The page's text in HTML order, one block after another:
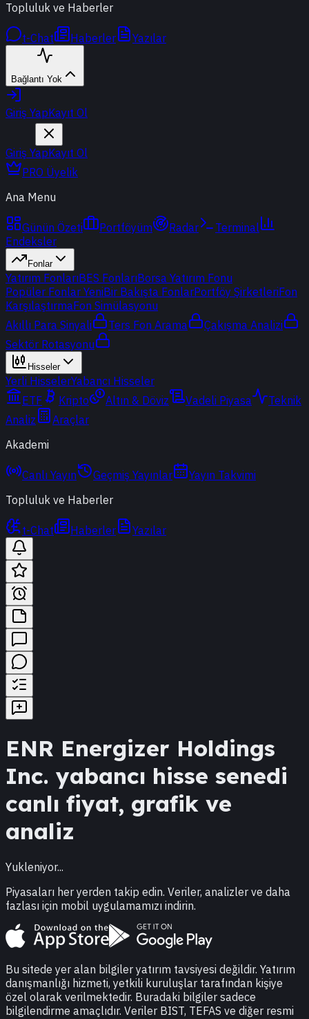
Topluluk ve Haberler
t-Chat Haberler Yazılar
Bağlantı Yok
Giriş YapKayıt Ol
Giriş YapKayıt Ol
PRO Üyelik
Ana Menu
Günün Özeti Portföyüm Radar
Terminal
Endeksler
Fonlar
Yatırım FonlarıBES FonlarıBorsa Yatırım Fonu
Popüler Fonlar YeniBir Bakışta FonlarPortföy ŞirketleriFon
KarşılaştırmaFon Simülasyonu
Akıllı Para Sinyali
Ters Fon Arama
Çakışma Analizi
Sektör Rotasyonu
Hisseler
Yerli HisselerYabancı Hisseler
ETF
Kripto Altın & Döviz Vadeli Piyasa
Teknik
Analiz
Araçlar
Akademi
Canlı Yayın Geçmiş Yayınlar
Yayın Takvimi
Topluluk ve Haberler
t-Chat Haberler Yazılar
ENR Energizer Holdings
Inc. yabancı hisse senedi
canlı fiyat, grafik ve
analiz
Yukleniyor...
Piyasaları her yerden takip edin. Veriler, analizler ve daha
fazlası için mobil uygulamamızı indirin.
Bu sitede yer alan bilgiler yatırım tavsiyesi değildir. Yatırım
danışmanlığı hizmeti, yetkili kuruluşlar tarafından kişiye
özel olarak verilmektedir. Buradaki bilgiler sadece
bilgilendirme amaçlıdır. Veriler BIST, TEFAS ve diğer resmi